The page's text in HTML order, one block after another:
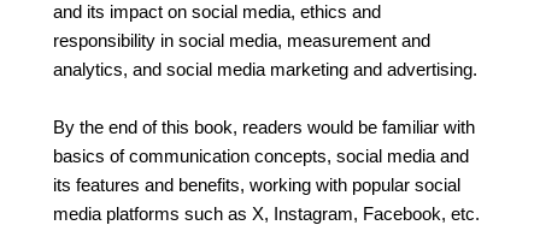
and its impact on social media, ethics and
responsibility in social media, measurement and
analytics, and social media marketing and advertising.
By the end of this book, readers would be familiar with
basics of communication concepts, social media and
its features and benefits, working with popular social
media platforms such as X, Instagram, Facebook, etc.